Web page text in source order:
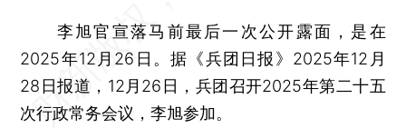
李旭官宣落马前最后一次公开露面，是在
2025年12月26日。据《兵团日报》2025年12月
28日报道，12月26日，兵团召开2025年第二十五
次行政常务会议，李旭参加。